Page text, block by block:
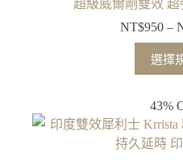
超級威爾剛雙效
NT$950 –
選擇
43%